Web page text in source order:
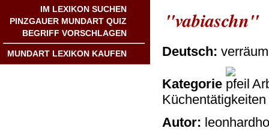
IM LEXIKON SUCHEN
PINZGAUER MUNDART QUIZ
BEGRIFF VORSCHLAGEN
MUNDART LEXIKON KAUFEN
"vabiaschn"
Deutsch:
Kategorie
Küchentätigkeiten
Autor: